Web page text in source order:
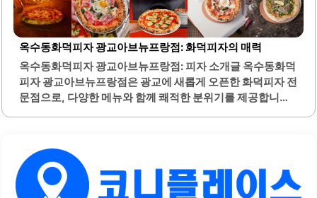
가 인기를 끌고 있습니다. 커피는 원두 블렌딩이 잘 되어 있어
풍미가 뛰어나며, 야경 또한 아름답습니다.늦은 시간까지 운
영되어 2차로 가기에도 적합합니다. 테이블 간격이 넓어 편
안하게 대화할 수 있는 환경을 제공합니다. 가족, 친구, 연인
과 함께 방문하기 좋은 장소입니다.이곳은 매번 방문할 때마
다 힐링을 주는 공간으로 알려져 있습니다. 다양한 메뉴와..
옥수동화덕피자 광교아브뉴프랑점: 화덕피자의 매력
옥수동화덕피자 광교아브뉴프랑점: 피자 소개글 옥수동화덕
피자 광교아브뉴프랑점은 광교에 새롭게 오픈한 화덕피자 전
문점으로, 다양한 메뉴와 함께 쾌적한 분위기를 제공합니다.
어나며, 감베로니 피자는 신선한 새우와 함께 풍부한 맛을 자
랑합니다.파스타 메뉴 또한 생면을 사용하여 쫄깃한 식감을
제공하며, 자극적이지 않은 맛으로 누구나 부담 없이 즐길 수